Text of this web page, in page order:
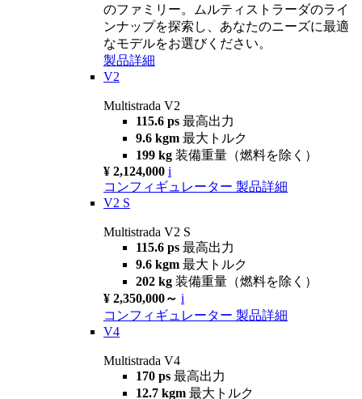
のファミリー。ムルティストラーダのライ
ンナップを探索し、あなたのニーズに最適
なモデルをお選びください。
製品詳細
V2
Multistrada V2
115.6 ps 最高出力
9.6 kgm 最大トルク
199 kg 装備重量（燃料を除く）
¥ 2,124,000 i
コンフィギュレーター 製品詳細
V2 S
Multistrada V2 S
115.6 ps 最高出力
9.6 kgm 最大トルク
202 kg 装備重量（燃料を除く）
¥ 2,350,000～ i
コンフィギュレーター 製品詳細
V4
Multistrada V4
170 ps 最高出力
12.7 kgm 最大トルク